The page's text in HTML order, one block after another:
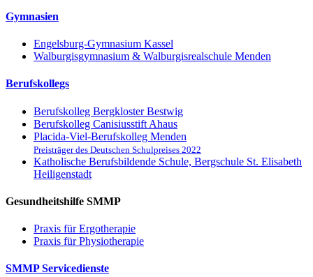
Gymnasien
Engelsburg-Gymnasium Kassel
Walburgisgymnasium & Walburgisrealschule Menden
Berufskollegs
Berufskolleg Bergkloster Bestwig
Berufskolleg Canisiusstift Ahaus
Placida-Viel-Berufskolleg Menden
Preisträger des Deutschen Schulpreises 2022
Katholische Berufsbildende Schule, Bergschule St. Elisabeth
Heiligenstadt
Gesundheitshilfe SMMP
Praxis für Ergo­therapie
Praxis für Physio­therapie
SMMP Servicedienste